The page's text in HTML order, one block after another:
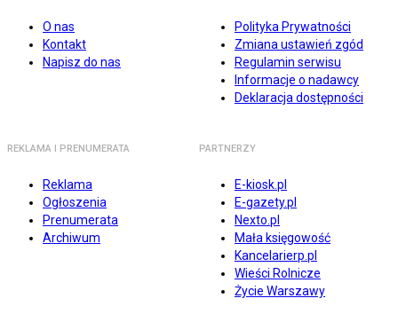
O nas
Kontakt
Napisz do nas
Polityka Prywatności
Zmiana ustawień zgód
Regulamin serwisu
Informacje o nadawcy
Deklaracja dostępności
REKLAMA I PRENUMERATA
Reklama
Ogłoszenia
Prenumerata
Archiwum
PARTNERZY
E-kiosk.pl
E-gazety.pl
Nexto.pl
Mała księgowość
Kancelarierp.pl
Wieści Rolnicze
Życie Warszawy